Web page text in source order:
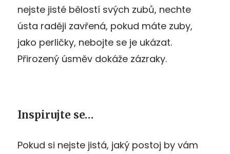
nejste jisté bělostí svých zubů, nechte
ústa raději zavřená, pokud máte zuby,
jako perličky, nebojte se je ukázat.
Přirozený úsměv dokáže zázraky.
Inspirujte se…
Pokud si nejste jistá, jaký postoj by vám